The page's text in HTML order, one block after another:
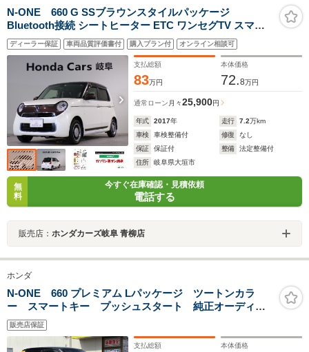
N-ONE 660 G SSブラウンスタイルパッケージ
Bluetooth接続 シートヒーター ETC ワンセグTV スマー
トキー
ディーラー保証 車両品質評価書付 購入プラン付 オンライン相談可
支払総額
83万円
本体価格
72.8万円
通常ローン 月々25,900円
年式 2017年 走行 7.2万km
車検
車検整備付 修復
なし
保証
保証付 整備
法定整備付
住所
岐阜県大垣市
無
料
今すぐ在庫確認・見積依頼
電話する
販売店： ホンダカーズ岐阜 青柳店
ホンダ
N-ONE 660 プレミアム Lパッケージ ツートンカラ
ー スマートキー プッシュスタート 純正オーディ
オ AM FM Bluetooth バックカメラ AUTOエアコ
ン USB AUTOライト フロントフォグランプ 電動
格納ミラー 純正アルミ
販売店保証
支払総額 本体価格